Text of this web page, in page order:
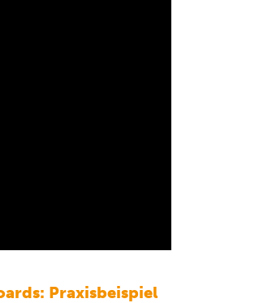
Praxisbeispiel